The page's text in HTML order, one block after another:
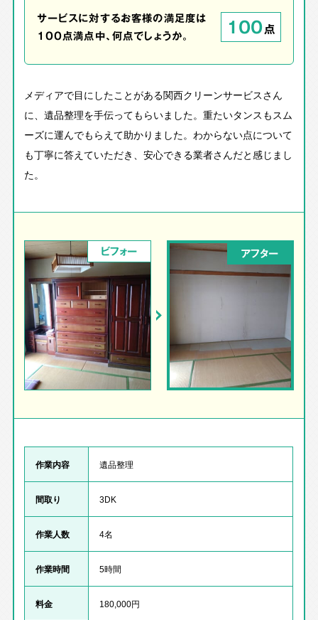
サービスに対するお客様の満足度は
100点満点中、何点でしょうか。
100点
メディアで目にしたことがある関西クリーンサービスさん
に、遺品整理を手伝ってもらいました。重たいタンスもスム
ーズに運んでもらえて助かりました。わからない点について
も丁寧に答えていただき、安心できる業者さんだと感じまし
た。
ビフォー アフター
作業内容 遺品整理
間取り 3DK
作業人数 4名
作業時間 5時間
料金 180,000円